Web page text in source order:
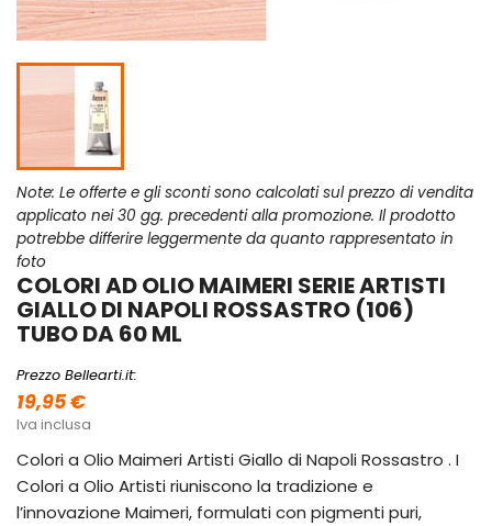
Note: Le offerte e gli sconti sono calcolati sul prezzo di vendita
applicato nei 30 gg. precedenti alla promozione. Il prodotto
potrebbe differire leggermente da quanto rappresentato in
foto
COLORI AD OLIO MAIMERI SERIE ARTISTI
GIALLO DI NAPOLI ROSSASTRO (106)
TUBO DA 60 ML
Prezzo Bellearti.it:
19,95 €
Iva inclusa
Colori a Olio Maimeri Artisti Giallo di Napoli Rossastro . I
Colori a Olio Artisti riuniscono la tradizione e
l’innovazione Maimeri, formulati con pigmenti puri,